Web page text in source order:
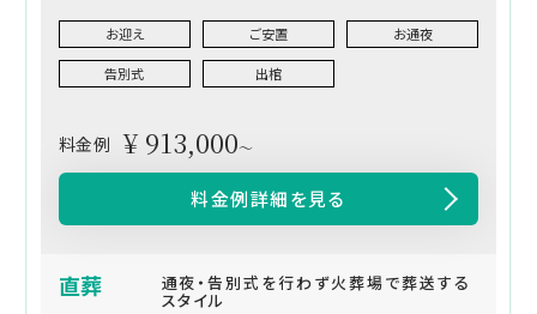
お迎え ご安置 お通夜
告別式 出棺
料金例 ¥ 913,000～
料金例詳細を見る
直葬 通夜・告別式を行わず火葬場で葬送する
スタイル